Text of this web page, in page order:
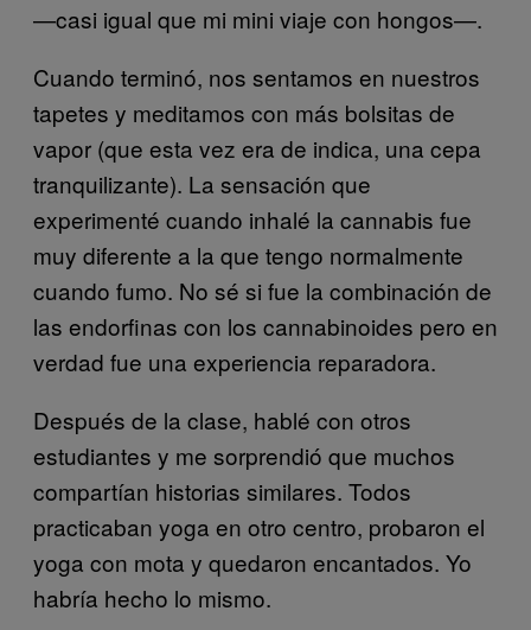
—casi igual que mi mini viaje con hongos—.
Cuando terminó, nos sentamos en nuestros
tapetes y meditamos con más bolsitas de
vapor (que esta vez era de indica, una cepa
tranquilizante). La sensación que
experimenté cuando inhalé la cannabis fue
muy diferente a la que tengo normalmente
cuando fumo. No sé si fue la combinación de
las endorfinas con los cannabinoides pero en
verdad fue una experiencia reparadora.
Después de la clase, hablé con otros
estudiantes y me sorprendió que muchos
compartían historias similares. Todos
practicaban yoga en otro centro, probaron el
yoga con mota y quedaron encantados. Yo
habría hecho lo mismo.